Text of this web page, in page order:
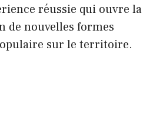
réussie qui ouvre la
de nouvelles formes
sur le territoire.